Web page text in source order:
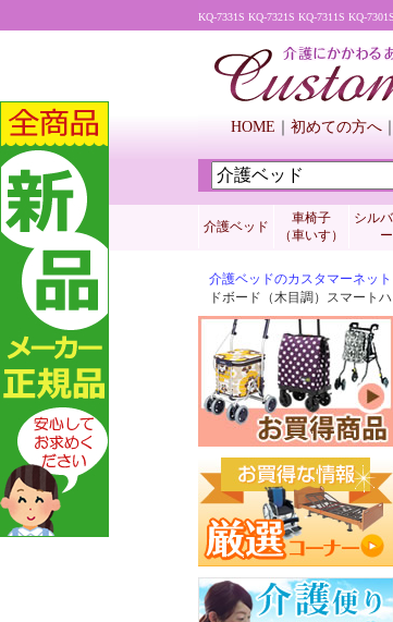
HOME 初めての方へ
介護ベッド
車椅子
（車いす）
シル
ー
介護ベッドのカスタマーネッ
ドボード（木目調）スマート